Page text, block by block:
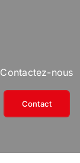
Contactez-nous
Contact